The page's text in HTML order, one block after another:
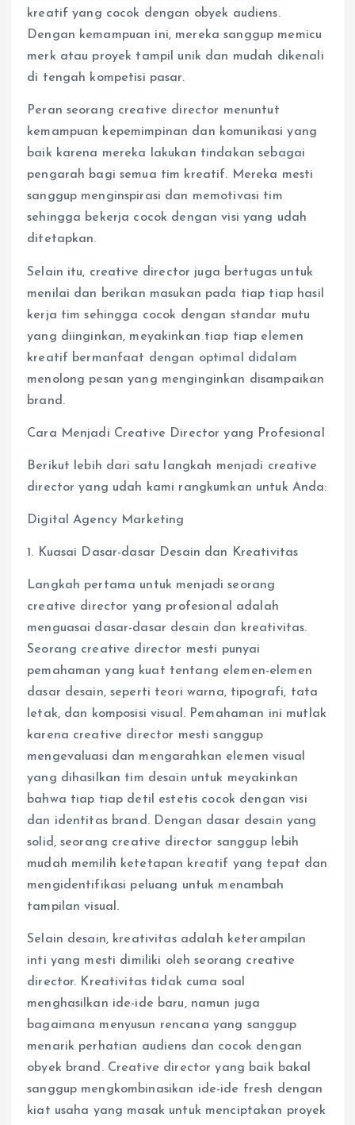
kreatif yang cocok dengan obyek audiens.
Dengan kemampuan ini, mereka sanggup memicu
merk atau proyek tampil unik dan mudah dikenali
di tengah kompetisi pasar.
Peran seorang creative director menuntut
kemampuan kepemimpinan dan komunikasi yang
baik karena mereka lakukan tindakan sebagai
pengarah bagi semua tim kreatif. Mereka mesti
sanggup menginspirasi dan memotivasi tim
sehingga bekerja cocok dengan visi yang udah
ditetapkan.
Selain itu, creative director juga bertugas untuk
menilai dan berikan masukan pada tiap tiap hasil
kerja tim sehingga cocok dengan standar mutu
yang diinginkan, meyakinkan tiap tiap elemen
kreatif bermanfaat dengan optimal didalam
menolong pesan yang menginginkan disampaikan
brand.
Cara Menjadi Creative Director yang Profesional
Berikut lebih dari satu langkah menjadi creative
director yang udah kami rangkumkan untuk Anda:
Digital Agency Marketing
1. Kuasai Dasar-dasar Desain dan Kreativitas
Langkah pertama untuk menjadi seorang
creative director yang profesional adalah
menguasai dasar-dasar desain dan kreativitas.
Seorang creative director mesti punyai
pemahaman yang kuat tentang elemen-elemen
dasar desain, seperti teori warna, tipografi, tata
letak, dan komposisi visual. Pemahaman ini mutlak
karena creative director mesti sanggup
mengevaluasi dan mengarahkan elemen visual
yang dihasilkan tim desain untuk meyakinkan
bahwa tiap tiap detil estetis cocok dengan visi
dan identitas brand. Dengan dasar desain yang
solid, seorang creative director sanggup lebih
mudah memilih ketetapan kreatif yang tepat dan
mengidentifikasi peluang untuk menambah
tampilan visual.
Selain desain, kreativitas adalah keterampilan
inti yang mesti dimiliki oleh seorang creative
director. Kreativitas tidak cuma soal
menghasilkan ide-ide baru, namun juga
bagaimana menyusun rencana yang sanggup
menarik perhatian audiens dan cocok dengan
obyek brand. Creative director yang baik bakal
sanggup mengkombinasikan ide-ide fresh dengan
kiat usaha yang masak untuk menciptakan proyek